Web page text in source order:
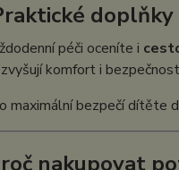
péči oceníte i
komfort i
maximální bezpečí dítěte
nakupovat